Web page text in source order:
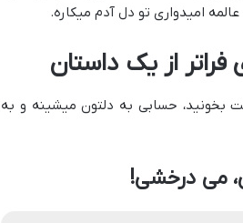
امیدواری تو دل آدم میکاره.
از یک داستان
بخونید، حسابی به دلتون میشینه و به
می درخشی!